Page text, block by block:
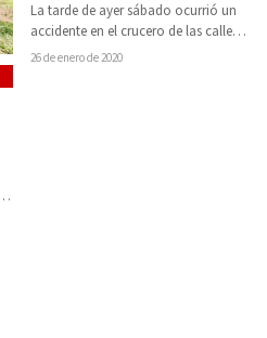
La tarde de ayer sábado ocurrió un
accidente en el crucero de las calles 5
de Mayo y…
26 de enero de 2020